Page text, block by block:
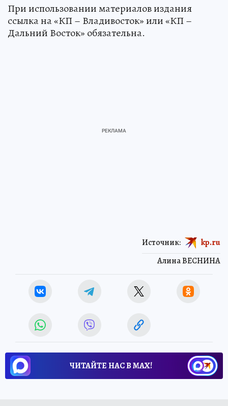
При использовании материалов издания
ссылка на «КП – Владивосток» или «КП –
Дальний Восток» обязательна.
Алина ВЕСНИНА
Источник: kp.ru
ЧИТАЙТЕ НАС В МАХ!